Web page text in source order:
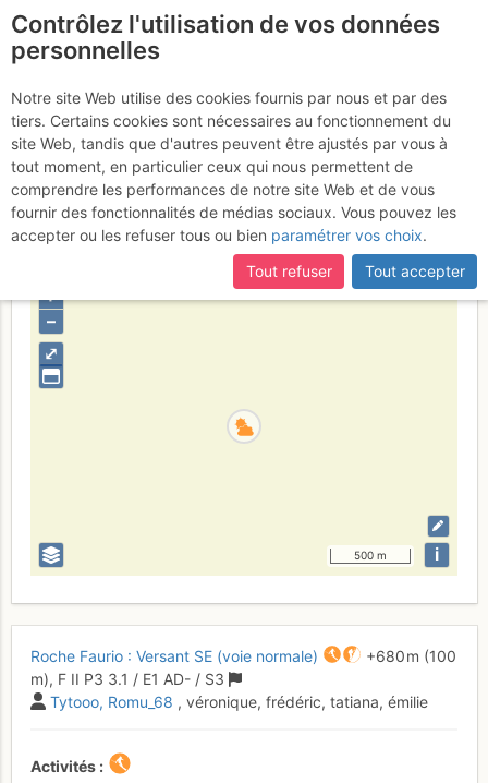
Roche Faurio : Versant
SE (voie normale)
25 - 26 mai
2017
Hautes-Alpes
⤢
+
–
500 m i
Roche Faurio : Versant SE (voie normale) +680 m (100
m), F II P3 3.1 / E1 AD- / S3
Tytooo Romu_68 , véronique, frédéric, tatiana, émilie
Activités
Contrôlez l'utilisation de vos données
personnelles
Notre site Web utilise des cookies fournis par nous et par des
tiers. Certains cookies sont nécessaires au fonctionnement du
site Web, tandis que d'autres peuvent être ajustés par vous à
tout moment, en particulier ceux qui nous permettent de
comprendre les performances de notre site Web et de vous
fournir des fonctionnalités de médias sociaux. Vous pouvez les
accepter ou les refuser tous ou bien paramétrer vos choix.
Tout refuser
Tout accepter